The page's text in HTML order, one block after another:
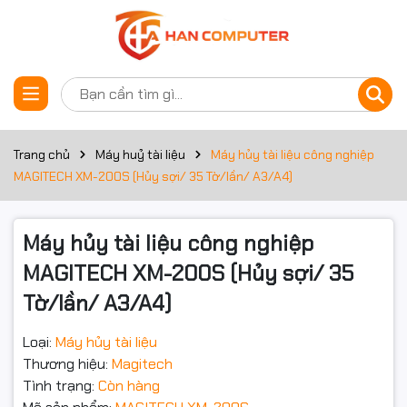
Trang chủ Máy huỷ tài liệu
Máy hủy tài liệu công nghiệp
MAGITECH XM-200S (Hủy sợi/ 35 Tờ/lần/ A3/A4)
Máy hủy tài liệu công nghiệp
MAGITECH XM-200S (Hủy sợi/ 35
Tờ/lần/ A3/A4)
Loại: Máy hủy tài liệu
Thương hiệu: Magitech
Tình trạng: Còn hàng
Thông số kỹ thuật
Kiểu hủy Hủy sợi
Công suất
35 tờ
Độ ồn 55 dB
Khả năng
Hủy : CD / Kim Bấm / Thẻ Từ : 2x10mm
Khổ giấy A3/A4
Thùng chứa 80 lít
Kích thước
hủy
520 x 385 x 895 mm
Đặt trước sản phẩm